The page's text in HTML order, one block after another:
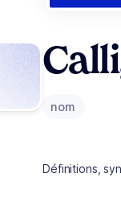
nom
Définitions,